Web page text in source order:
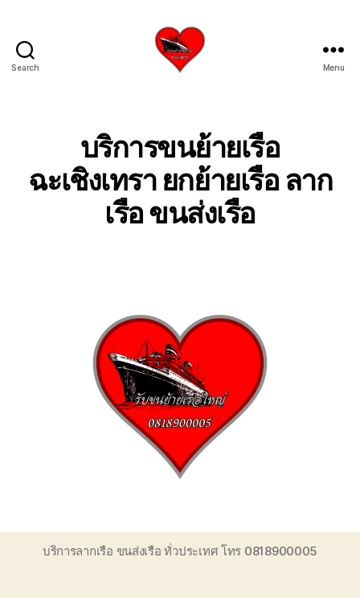
Search
ย้าย
เรือ
ใหญ่
เครน
ยก
เรือ
0818900005
บริษัท
ของ
เรา
เชี่ยวชาญ
งาน
ย้าย
เรือ
ความ
Menu
บริการขนย้ายเรือ
ฉะเชิงเทรา ยกย้ายเรือ ลาก
เรือ ขนส่งเรือ
บริการลากเรือ ขนส่งเรือ ทั่วประเทศ โทร 0818900005